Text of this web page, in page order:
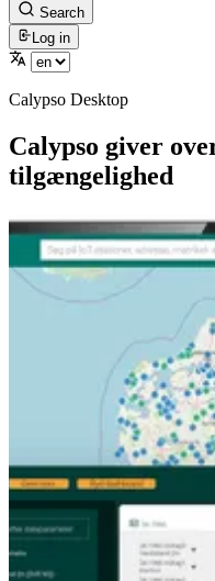
Search
Log in
Calypso Desktop
Calypso giver
tilgængelighed